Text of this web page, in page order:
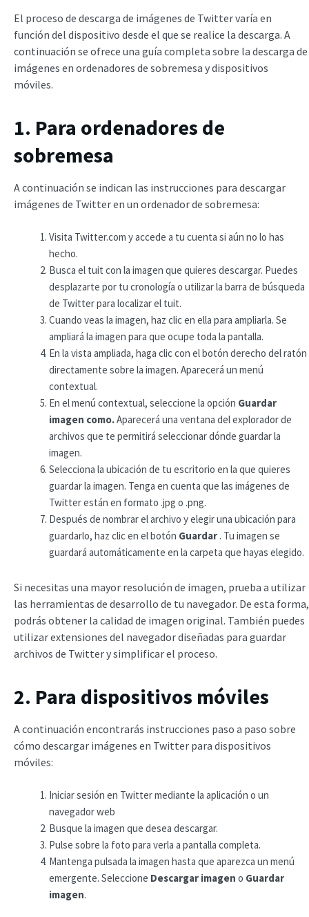
El proceso de descarga de imágenes de Twitter varía en
función del dispositivo desde el que se realice la descarga. A
continuación se ofrece una guía completa sobre la descarga de
imágenes en ordenadores de sobremesa y dispositivos
móviles.
1. Para ordenadores de
sobremesa
A continuación se indican las instrucciones para descargar
imágenes de Twitter en un ordenador de sobremesa:
Visita Twitter.com y accede a tu cuenta si aún no lo has
hecho.
Busca el tuit con la imagen que quieres descargar. Puedes
desplazarte por tu cronología o utilizar la barra de búsqueda
de Twitter para localizar el tuit.
Cuando veas la imagen, haz clic en ella para ampliarla. Se
ampliará la imagen para que ocupe toda la pantalla.
En la vista ampliada, haga clic con el botón derecho del ratón
directamente sobre la imagen. Aparecerá un menú
contextual.
En el menú contextual, seleccione la opción Guardar
imagen como.Aparecerá una ventana del explorador de
archivos que te permitirá seleccionar dónde guardar la
imagen.
Selecciona la ubicación de tu escritorio en la que quieres
guardar la imagen. Tenga en cuenta que las imágenes de
Twitter están en formato .jpg o .png.
Después de nombrar el archivo y elegir una ubicación para
guardarlo, haz clic en el botón Guardar . Tu imagen se
guardará automáticamente en la carpeta que hayas elegido.
Si necesitas una mayor resolución de imagen, prueba a utilizar
las herramientas de desarrollo de tu navegador. De esta forma,
podrás obtener la calidad de imagen original. También puedes
utilizar extensiones del navegador diseñadas para guardar
archivos de Twitter y simplificar el proceso.
2. Para dispositivos móviles
A continuación encontrarás instrucciones paso a paso sobre
cómo descargar imágenes en Twitter para dispositivos
móviles:
Iniciar sesión en Twitter mediante la aplicación o un
navegador web
Busque la imagen que desea descargar.
Pulse sobre la foto para verla a pantalla completa.
Mantenga pulsada la imagen hasta que aparezca un menú
emergente. Seleccione Descargar imagen o Guardar
imagen.